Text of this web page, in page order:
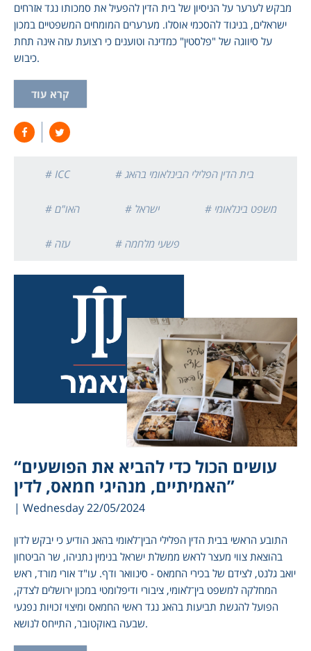
מבקש לערער על הניסיון של בית הדין להפעיל את סמכותו נגד אזרחים
ישראלים, בניגוד להסכמי אוסלו. מערערים המומחים המשפטיים במכון
על סיווגה של "פלסטין" כמדינה וטוענים כי רצועת עזה אינה תחת
כיבוש.
קרא עוד
# ICC # בית הדין הפלילי הבינלאומי בהאג
# האו"ם # ישראל # משפט בינלאומי
# עזה # פשעי מלחמה
“עושים הכול כדי להביא את הפושעים
האמיתיים, מנהיגי חמאס, לדין”
| Wednesday 22/05/2024
התובע הראשי בבית הדין הפלילי הבין־לאומי בהאג הודיע כי יבקש לדון
בהוצאת צווי מעצר לראש ממשלת ישראל בנימין נתניהו, שר הביטחון
יואב גלנט, לצידם של בכירי החמאס - סינוואר ודף. עו"ד אורי מורד, ראש
המחלקה למשפט בין־לאומי, ציבורי ודיפלומטי במכון ירושלים לצדק,
הפועל להגשת תביעות בהאג נגד ראשי החמאס ומיצוי זכויות נפגעי
שבעה באוקטובר, התייחס לנושא.